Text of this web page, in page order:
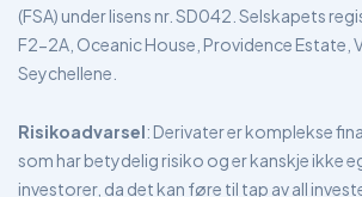
(FSA) under lisens nr. SD042. Selskapets
F2-2A, Oceanic House, Providence Estate,
Seychellene.
Risikoadvarsel: Derivater er komplekse
som har betydelig risiko og er kanskje ikke
investorer, da det kan føre til tap av all